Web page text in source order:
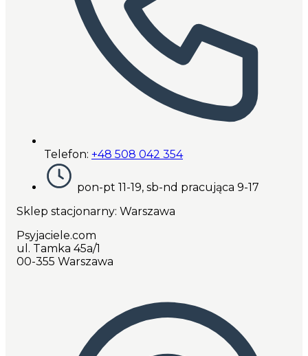
Telefon: +48 508 042 354
pon-pt 11-19, sb-nd pracująca 9-17
Sklep stacjonarny: Warszawa
Psyjaciele.com
ul. Tamka 45a/1
00-355 Warszawa